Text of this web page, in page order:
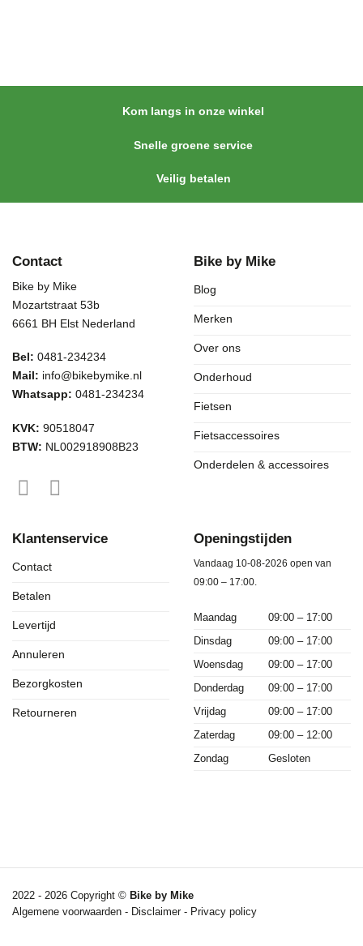
Kom langs in onze winkel
Snelle groene service
Veilig betalen
Contact
Bike by Mike
Mozartstraat 53b
6661 BH Elst Nederland
Bel: 0481-234234
Mail: info@bikebymike.nl
Whatsapp: 0481-234234
KVK: 90518047
BTW: NL002918908B23
Bike by Mike
Blog
Merken
Over ons
Onderhoud
Fietsen
Fietsaccessoires
Onderdelen & accessoires
Klantenservice
Contact
Betalen
Levertijd
Annuleren
Bezorgkosten
Retourneren
Openingstijden
Vandaag 10-08-2026 open van
09:00 – 17:00.
Maandag
09:00 – 17:00
Dinsdag
09:00 – 17:00
Woensdag
09:00 – 17:00
Donderdag
09:00 – 17:00
Vrijdag
09:00 – 17:00
Zaterdag
09:00 – 12:00
Zondag
Gesloten
2022 - 2026 Copyright © Bike by Mike
Algemene voorwaarden - Disclaimer - Privacy policy